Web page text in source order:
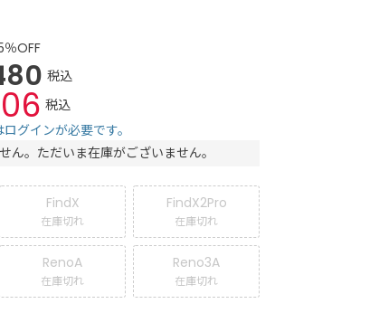
％OFF
税込
税込
グインが必要です。
ん。ただいま在庫がございません。
FindX
在庫切れ
FindX2Pro
在庫切れ
RenoA
在庫切れ
Reno3A
在庫切れ